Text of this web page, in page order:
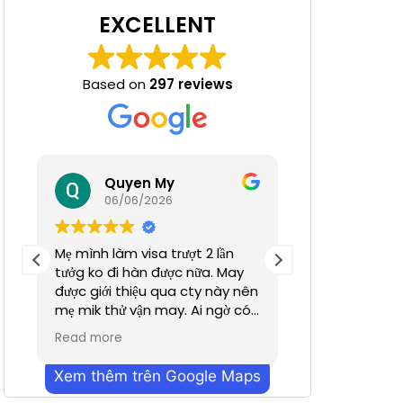
EXCELLENT
Based on 297 reviews
Quyen My
06/06/2026
Mẹ mình làm visa trượt 2 lần
tưởg ko đi hàn được nữa. May
được giới thiệu qua cty này nên
mẹ mik thử vận may. Ai ngờ có
nhanh hơn dự định chỉ trong
vỏn vẹn 2 tuần. Cũn g cảm ơn a
Dương đã hỗ trợ nhiều. Dịch vụ
bên mình làm nhanh chóng
Read more
Xem thêm trên Google Maps